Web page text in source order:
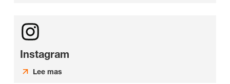
Instagram
Lee mas